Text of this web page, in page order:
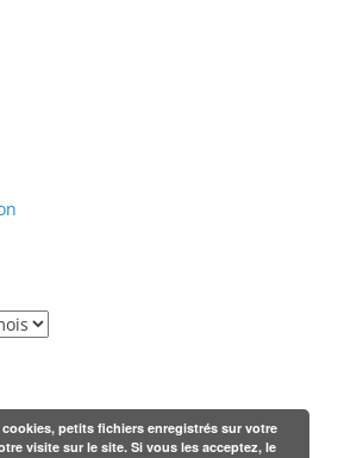
petits fichiers enregistrés sur votre
visite sur le site. Si vous les acceptez, le